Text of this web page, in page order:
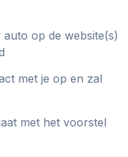
op de website(s)
met je op en zal
met het voorstel